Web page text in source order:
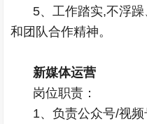
5、工作踏实,不浮
和团队合作精神。
新媒体运营
岗位职责：
1、负责公众号/视